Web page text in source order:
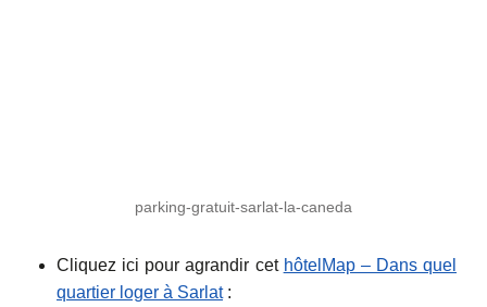
parking-gratuit-sarlat-la-caneda
Cliquez ici pour agrandir cet hôtelMap – Dans quel
quartier loger à Sarlat: